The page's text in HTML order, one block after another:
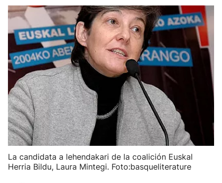
La candidata a lehendakari de la coalición Euskal
Herria Bildu, Laura Mintegi. Foto:basqueliterature